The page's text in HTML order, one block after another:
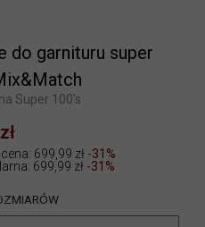
do garnituru super
Super 100's
699,99 zł -31%
699,99 zł -31%